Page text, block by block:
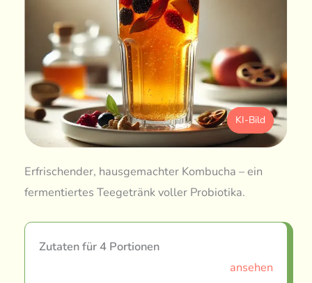
KI-Bild
Erfrischender, hausgemachter Kombucha – ein
fermentiertes Teegetränk voller Probiotika.
Zutaten für 4 Portionen
ansehen